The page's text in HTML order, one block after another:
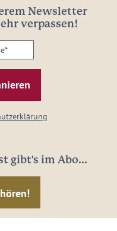
Newsletter
verpassen!
gibt's im Abo...